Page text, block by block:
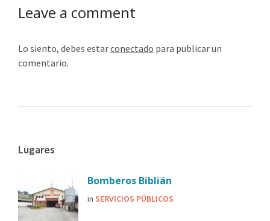
Leave a comment
Lo siento, debes estarconectado para publicar un
comentario.
Lugares
Bomberos Biblián
in SERVICIOS PÚBLICOS